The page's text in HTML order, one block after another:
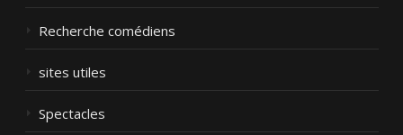
Recherche comédiens
sites utiles
Spectacles